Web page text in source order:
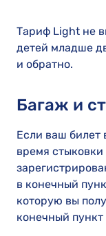
Тариф Light не
детей младше
и обратно.
Багаж и
Если ваш билет
время стыковки
в конечный
которую вы
конечный